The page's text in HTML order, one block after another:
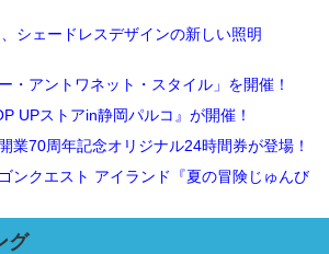
シェードレスデザインの新しい照明
・アントワネット・スタイル」を開催！
UPストアin静岡パルコ』が開催！
業70周年記念オリジナル24時間券が登場！
ンクエスト アイランド『夏の冒険じゅんび
グ